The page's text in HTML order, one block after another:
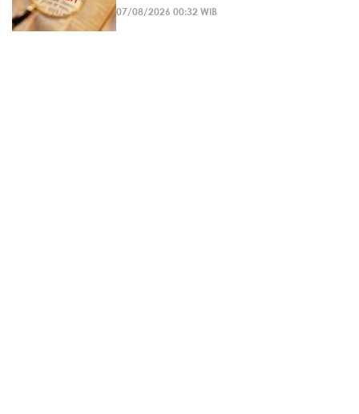
07/08/2026 00:32 WIB